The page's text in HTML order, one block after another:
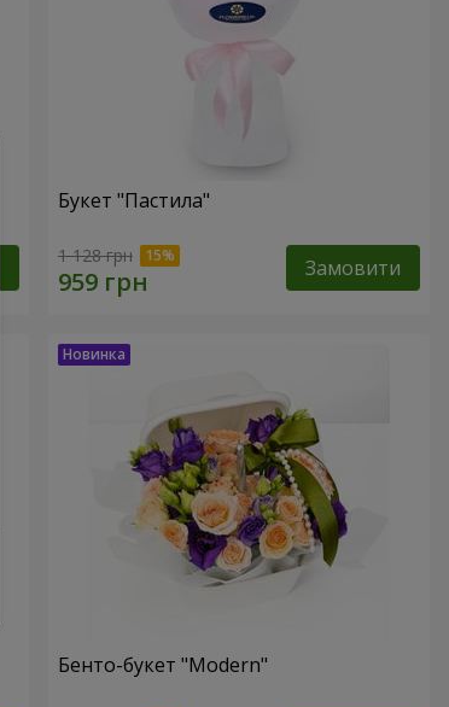
Букет "Пастила"
1 128 грн Замовити
Бенто-букет "Modern"